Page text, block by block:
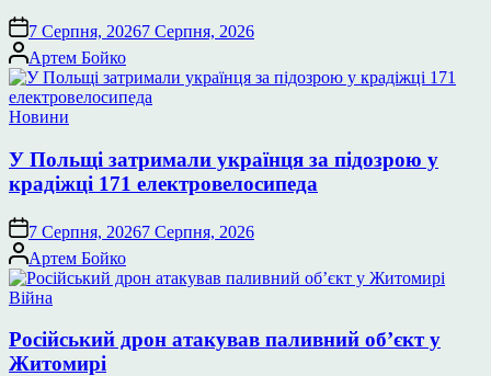
7 Серпня, 20267 Серпня, 2026
Опубліковано
Артем Бойко
Опублікувати
Новини
У Польщі затримали українця за підозрою у
крадіжці 171 електровелосипеда
7 Серпня, 20267 Серпня, 2026
Опубліковано
Артем Бойко
Опублікувати
Війна
Російський дрон атакував паливний об’єкт у
Житомирі